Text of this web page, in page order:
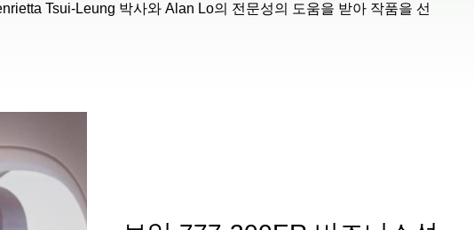
Tsui-Leung 박사와 Alan Lo의 전문성의 도움을 받아 작품을 선